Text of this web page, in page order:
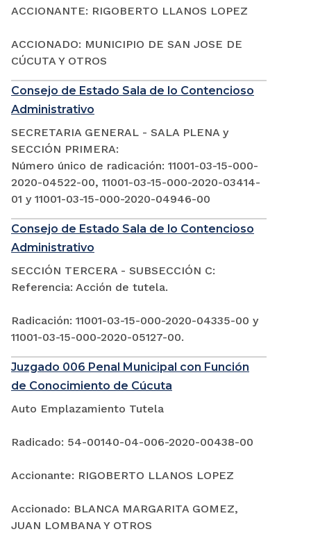
ACCIONANTE: RIGOBERTO LLANOS LOPEZ
ACCIONADO: MUNICIPIO DE SAN JOSE DE
CÚCUTA Y OTROS
Consejo de Estado Sala de lo Contencioso
Administrativo
SECRETARIA GENERAL - SALA PLENA y
SECCIÓN PRIMERA:
Número único de radicación: 11001-03-15-000-
2020-04522-00, 11001-03-15-000-2020-03414-
01 y 11001-03-15-000-2020-04946-00
Consejo de Estado Sala de lo Contencioso
Administrativo
SECCIÓN TERCERA - SUBSECCIÓN C:
Referencia: Acción de tutela.
Radicación: 11001-03-15-000-2020-04335-00 y
11001-03-15-000-2020-05127-00.
Juzgado 006 Penal Municipal con Función
de Conocimiento de Cúcuta
Auto Emplazamiento Tutela
Radicado: 54-00140-04-006-2020-00438-00
Accionante: RIGOBERTO LLANOS LOPEZ
Accionado: BLANCA MARGARITA GOMEZ,
JUAN LOMBANA Y OTROS